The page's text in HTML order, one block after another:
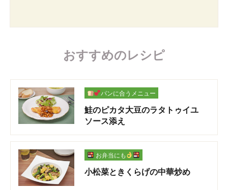
おすすめのレシピ
パンに合うメニュー
鮭のピカタ大豆のラタトゥイユ
ソース添え
お弁当にも
小松菜ときくらげの中華炒め